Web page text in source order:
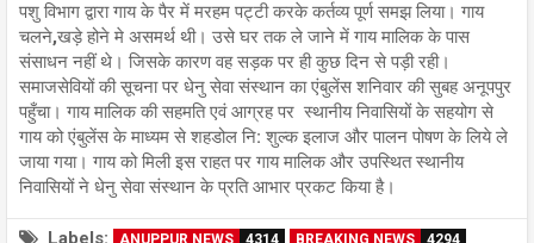
पशु विभाग द्वारा गाय के पैर में मरहम पट्टी करके कर्तव्य पूर्ण समझ लिया। गाय
चलने,खड़े होने मे असमर्थ थी। उसे घर तक ले जाने में गाय मालिक के पास
संसाधन नहीं थे। जिसके कारण वह सड़क पर ही कुछ दिन से पड़ी रही।
समाजसेवियों की सूचना पर धेनु सेवा संस्थान का एंबुलेंस शनिवार की सुबह अनूपपुर
पहुँचा। गाय मालिक की सहमति एवं आग्रह पर स्थानीय निवासियों के सहयोग से
गाय को एंबुलेंस के माध्यम से शहडोल नि: शुल्क इलाज और पालन पोषण के लिये ले
जाया गया। गाय को मिली इस राहत पर गाय मालिक और उपस्थित स्थानीय
निवासियों ने धेनु सेवा संस्थान के प्रति आभार प्रकट किया है।
Labels: